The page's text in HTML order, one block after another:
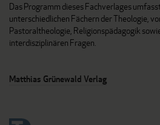
Das Programm dieses Fachverlages
unterschiedlichen Fächern der Theologie,
Pastoraltheologie, Religionspädagogik
interdisziplinären Fragen.
Matthias Grünewald Verlag